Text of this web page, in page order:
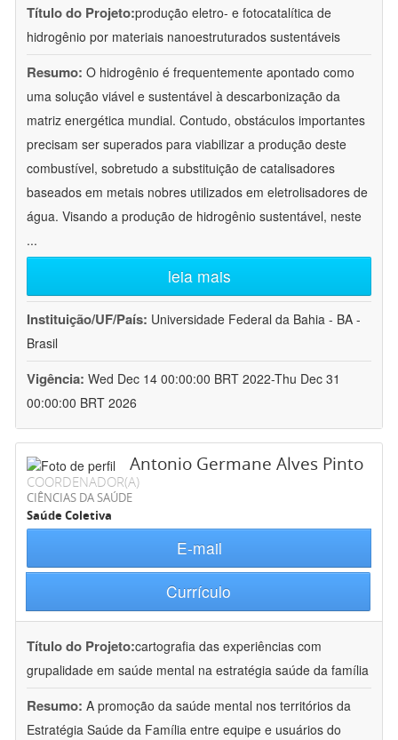
Título do Projeto:produção eletro- e fotocatalítica de
hidrogênio por materiais nanoestruturados sustentáveis
Resumo: O hidrogênio é frequentemente apontado como
uma solução viável e sustentável à descarbonização da
matriz energética mundial. Contudo, obstáculos importantes
precisam ser superados para viabilizar a produção deste
combustível, sobretudo a substituição de catalisadores
baseados em metais nobres utilizados em eletrolisadores de
água. Visando a produção de hidrogênio sustentável, neste
...
leia mais
Instituição/UF/País: Universidade Federal da Bahia - BA -
Brasil
Vigência: Wed Dec 14 00:00:00 BRT 2022-Thu Dec 31
00:00:00 BRT 2026
Antonio Germane Alves Pinto
COORDENADOR(A)
CIÊNCIAS DA SAÚDE
Saúde Coletiva
E-mail
Currículo
Título do Projeto:cartografia das experiências com
grupalidade em saúde mental na estratégia saúde da família
Resumo: A promoção da saúde mental nos territórios da
Estratégia Saúde da Família entre equipe e usuários do